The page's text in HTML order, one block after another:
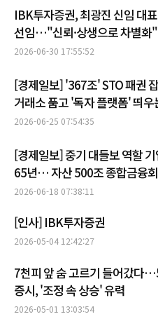
IBK투자증권, 최광진 신임 대표
선임…"신뢰·상생으로 차별화"
2026-06-30 17:55:52
[경제일보] '367조' STO 패권
거래소 품고 '독자 플랫폼' 띄우
2026-06-25 07:54:35
[경제일보] 중기 대들보 역할
65년… 자산 500조 종합금융
2026-06-18 07:38:11
[인사] IBK투자증권
2026-05-04 12:42:27
7천피 앞 숨 고르기 들어갔다
증시, '조정 속 상승' 유력
2026-05-01 13:03:54